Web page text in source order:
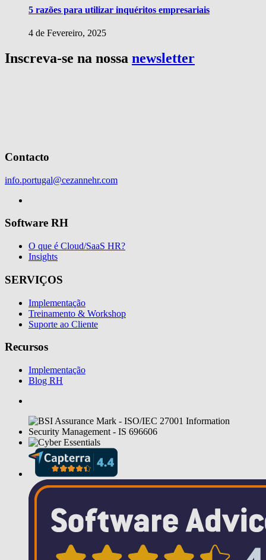
5 razões para utilizar inquéritos empresariais
4 de Fevereiro, 2025
Inscreva-se na nossa newsletter
Contacto
info.portugal@cezannehr.com
Software RH
O que é Cloud/SaaS HR?
Insights
SERVIÇOS
Implementação
Treinamento & Workshop
Suporte ao Cliente
Recursos
Implementação
Blog RH